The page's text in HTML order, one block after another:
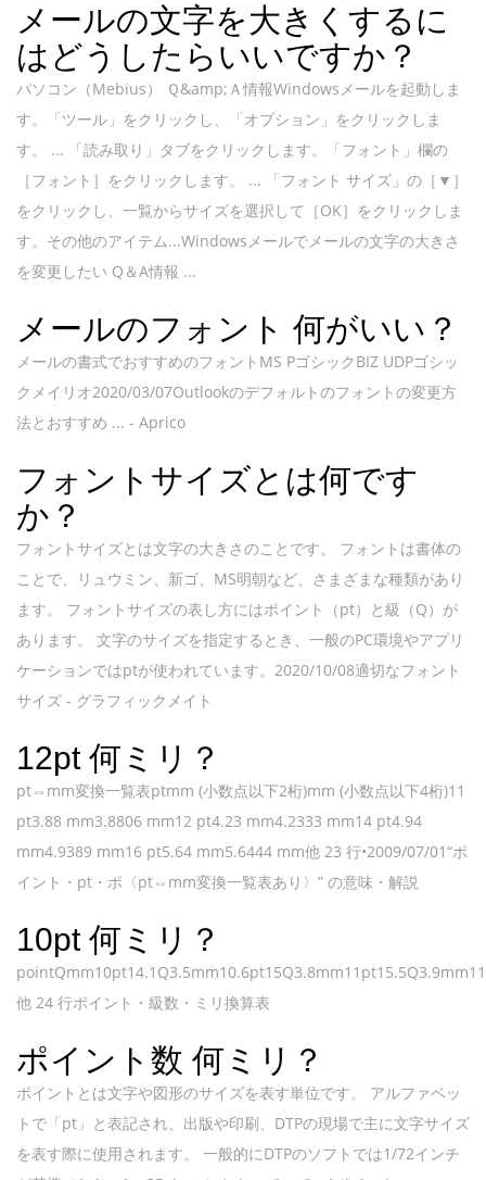
メールの文字を大きくするに
はどうしたらいいですか？
パソコン（Mebius） Ｑ&amp;Ａ情報Windowsメールを起動しま
す。「ツール」をクリックし、「オプション」をクリックしま
す。 ... 「読み取り」タブをクリックします。「フォント」欄の
［フォント］をクリックします。 ... 「フォント サイズ」の［▼］
をクリックし、一覧からサイズを選択して［OK］をクリックしま
す。その他のアイテム...Windowsメールでメールの文字の大きさ
を変更したい Q＆A情報 ...
メールのフォント 何がいい？
メールの書式でおすすめのフォントMS PゴシックBIZ UDPゴシッ
クメイリオ2020/03/07Outlookのデフォルトのフォントの変更方
法とおすすめ ... - Aprico
フォントサイズとは何です
か？
フォントサイズとは文字の大きさのことです。 フォントは書体の
ことで、リュウミン、新ゴ、MS明朝など、さまざまな種類があり
ます。 フォントサイズの表し方にはポイント（pt）と級（Q）が
あります。 文字のサイズを指定するとき、一般のPC環境やアプリ
ケーションではptが使われています。2020/10/08適切なフォント
サイズ - グラフィックメイト
12pt 何ミリ？
pt⇔mm変換一覧表ptmm (小数点以下2桁)mm (小数点以下4桁)11
pt3.88 mm3.8806 mm12 pt4.23 mm4.2333 mm14 pt4.94
mm4.9389 mm16 pt5.64 mm5.6444 mm他 23 行•2009/07/01“ポ
イント・pt・ポ〈pt⇔mm変換一覧表あり〉” の意味・解説
10pt 何ミリ？
他 24 行ポイント・級数・ミリ換算表
ポイント数 何ミリ？
ポイントとは文字や図形のサイズを表す単位です。 アルファベッ
トで「pt」と表記され、出版や印刷、DTPの現場で主に文字サイズ
を表す際に使用されます。 一般的にDTPのソフトでは1/72インチ